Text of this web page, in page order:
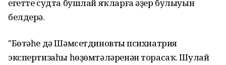
егетте судта бушлай яҡларға әҙер булыуын
белдерә.
"Бөтәһе дә Шәмсетдиновтың психиатрия
экспертизаһы һөҙөмтәләренән торасаҡ. Шулай